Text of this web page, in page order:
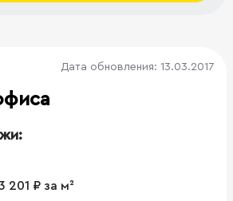
Дата обновления: 13.03.2017
201 ₽ за м²